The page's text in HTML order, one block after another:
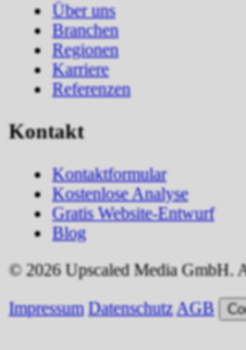
Über uns
Branchen
Regionen
Karriere
Referenzen
Kontakt
Kontaktformular
Kostenlose Analyse
Gratis Website-Entwurf
Blog
© 2026 Upscaled Media GmbH.
Impressum DatenschutzAGB